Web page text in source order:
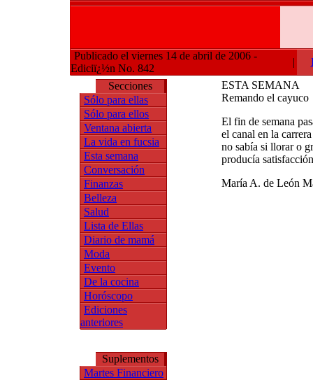
Publicado el viernes 14 de abril de 2006 -
Ediciï¿½n No. 842
|
Secciones
Sólo para ellas
Sólo para ellos
Ventana abierta
La vida en fucsia
Esta semana
Conversación
Finanzas
Belleza
Salud
Lista de Ellas
Diario de mamá
Moda
Evento
De la cocina
Horóscopo
Ediciones
anteriores
Suplementos
Martes Financiero
ESTA SEMANA
Remando el cayuco
El fin de semana
el canal en la
no sabía si llorar o
producía
María A. de León